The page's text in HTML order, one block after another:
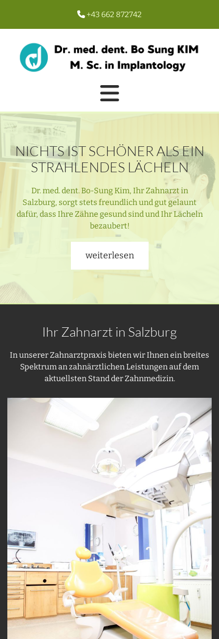
+43 662 872742
NICHTS IST SCHÖNER ALS EIN
STRAHLENDES LÄCHELN
Dr. med. dent. Bo-Sung Kim, Ihr Zahnarzt in
Salzburg, sorgt stets freundlich und gut gelaunt
dafür, dass Ihre Zähne gesund sind und Ihr Lächeln
bezaubert!
weiterlesen
Ihr Zahnarzt in Salzburg
In unserer Zahnarztpraxis bieten wir Ihnen ein breites
Spektrum an zahnärztlichen Leistungen auf dem
aktuellsten Stand der Zahnmedizin.